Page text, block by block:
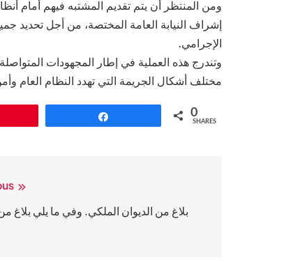
ومن المنتظر أن يتم تقديم المشتبه فيهم أمام
إشراف النيابة العامة المختصة، من أجل تحديد
الإجرامي.
وتندرج هذه العملية في إطار المجهودات
مختلف أشكال الجريمة التي تهدد النظام العام
0
SHARES
المقالات
بلاغ من الديوان الملكي. وفي ما يلي بلاغ